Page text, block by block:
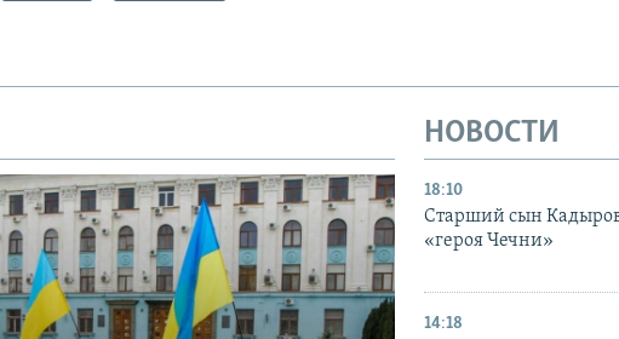
НОВОСТИ
18:10
Старший сын
«героя Чечни»
14:18